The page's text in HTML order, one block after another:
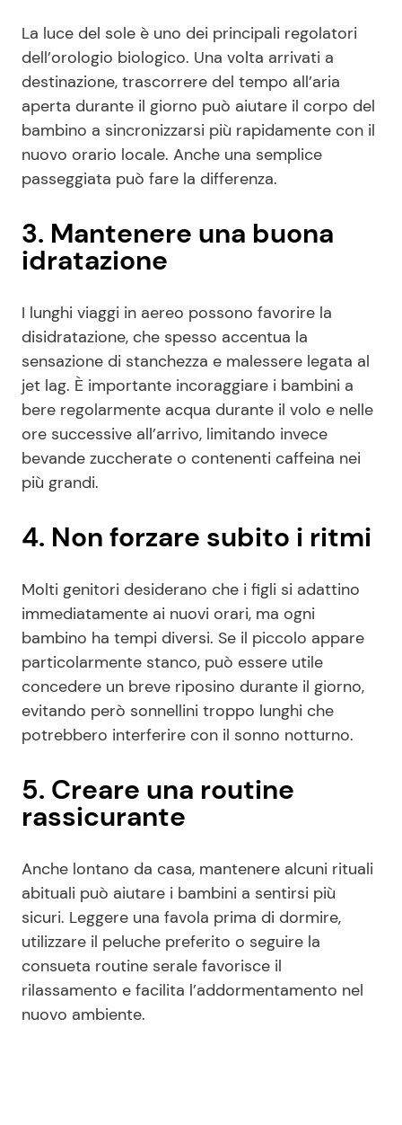
La luce del sole è uno dei principali regolatori
dell’orologio biologico. Una volta arrivati a
destinazione, trascorrere del tempo all’aria
aperta durante il giorno può aiutare il corpo del
bambino a sincronizzarsi più rapidamente con il
nuovo orario locale. Anche una semplice
passeggiata può fare la differenza.
3. Mantenere una buona
idratazione
I lunghi viaggi in aereo possono favorire la
disidratazione, che spesso accentua la
sensazione di stanchezza e malessere legata al
jet lag. È importante incoraggiare i bambini a
bere regolarmente acqua durante il volo e nelle
ore successive all’arrivo, limitando invece
bevande zuccherate o contenenti caffeina nei
più grandi.
4. Non forzare subito i ritmi
Molti genitori desiderano che i figli si adattino
immediatamente ai nuovi orari, ma ogni
bambino ha tempi diversi. Se il piccolo appare
particolarmente stanco, può essere utile
concedere un breve riposino durante il giorno,
evitando però sonnellini troppo lunghi che
potrebbero interferire con il sonno notturno.
5. Creare una routine
rassicurante
Anche lontano da casa, mantenere alcuni rituali
abituali può aiutare i bambini a sentirsi più
sicuri. Leggere una favola prima di dormire,
utilizzare il peluche preferito o seguire la
consueta routine serale favorisce il
rilassamento e facilita l’addormentamento nel
nuovo ambiente.